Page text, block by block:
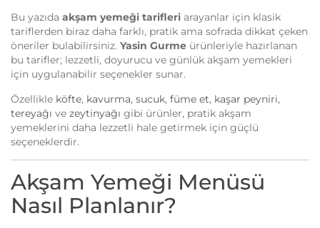
Bu yazıda akşam yemeği tarifleri arayanlar için klasik
tariflerden biraz daha farklı, pratik ama sofrada dikkat çeken
öneriler bulabilirsiniz. Yasin Gurme ürünleriyle hazırlanan
bu tarifler; lezzetli, doyurucu ve günlük akşam yemekleri
için uygulanabilir seçenekler sunar.
Özellikle köfte, kavurma, sucuk, füme et, kaşar peyniri,
tereyağı ve zeytinyağı gibi ürünler, pratik akşam
yemeklerini daha lezzetli hale getirmek için güçlü
seçeneklerdir.
Akşam Yemeği Menüsü
Nasıl Planlanır?